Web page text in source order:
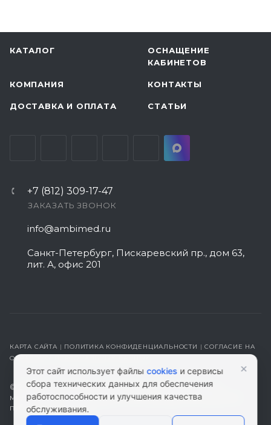
КАТАЛОГ
ОСНАЩЕНИЕ
КАБИНЕТОВ
КОМПАНИЯ КОНТАКТЫ
ДОСТАВКА И ОПЛАТА СТАТЬИ
+7 (812) 309-17-47
ЗАКАЗАТЬ ЗВОНОК
info@ambimed.ru
Санкт-Петербург, Пискаревский пр., дом 63,
лит. А, офис 201
КАРТА САЙТА | ПОЛИТИКА КОНФИДЕНЦИАЛЬНОСТИ |СОГЛАСИЕ НА
ОБРАБОТКУ ПЕРСОНАЛЬНЫХ ДАННЫХ
© 2026 ambimed.ru - Медицинское оборудование и
медтехника. Информация на этом ресурсе не является
публичной офертой.
Этот сайт использует файлыcookies и сервисы
сбора технических данных для обеспечения
работоспособности и улучшения качества
обслуживания.
×